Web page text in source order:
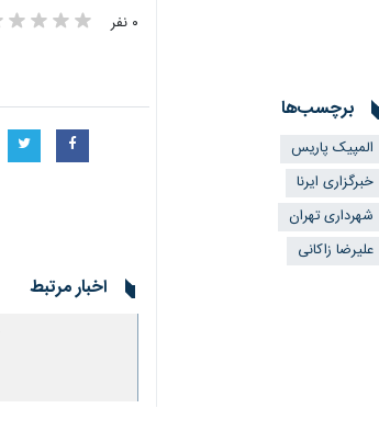
۰ نفر
برچسب‌ها
المپیک پاریس
خبرگزاری ایرنا
شهرداری تهران
علیرضا زاکانی
اخبار مرتبط